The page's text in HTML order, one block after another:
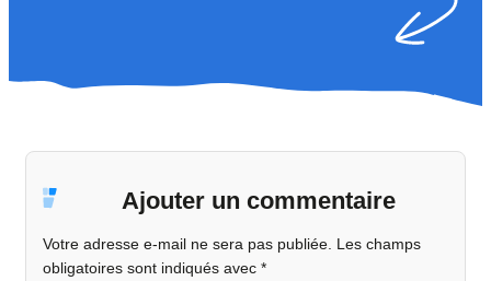
Ajouter un commentaire
Votre adresse e-mail ne sera pas publiée. Les champs
obligatoires sont indiqués avec *